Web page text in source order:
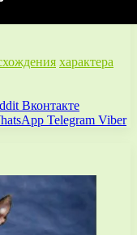
характера
Вконтакте
Telegram Viber